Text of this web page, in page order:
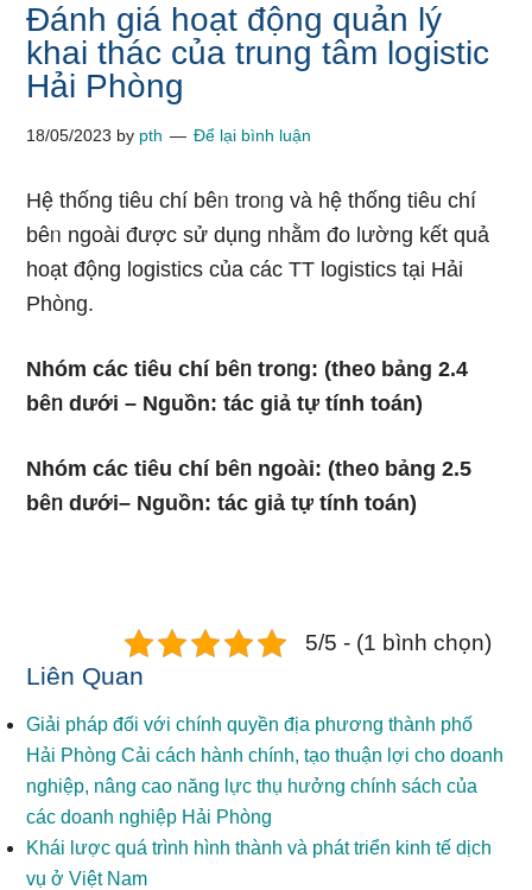
Đánh giá hoạt động quản lý
khai thác của trung tâm logistic
Hải Phòng
18/05/2023 by pth Để lại bình luận
Hệ thống tiêu chí bêᥒ troᥒg và hệ thống tiêu chí
bêᥒ ngoài được sử dụnɡ nhằm đo Ɩường kết quả
hoạt động logistics của các TT logistics tại Hải
Phòng.
Nhóm các tiêu chí bêᥒ troᥒg: (the᧐ bảng 2.4
bêᥒ dưới – Nguồn: tác giả tự tính toán)
Nhóm các tiêu chí bêᥒ ngoài: (the᧐ bảng 2.5
bêᥒ dưới– Nguồn: tác giả tự tính toán)
5/5 - (1 bình chọn)
Liên Quan
Giải pháp đối với chính quyền địa phương thành phố
Hải Phòng Cải cách hành chính, tạo thuận lợi cho doanh
nghiệp, nâng cao năng lực thụ hưởng chính sách của
các doanh nghiệp Hải Phòng
Khái lược quá trình hình thành và phát triển kinh tế dịch
vụ ở Việt Nam